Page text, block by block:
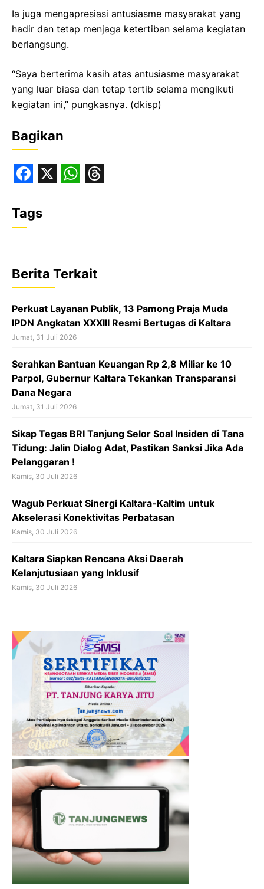
Ia juga mengapresiasi antusiasme masyarakat yang
hadir dan tetap menjaga ketertiban selama kegiatan
berlangsung.
“Saya berterima kasih atas antusiasme masyarakat
yang luar biasa dan tetap tertib selama mengikuti
kegiatan ini,” pungkasnya. (dkisp)
Bagikan
a
c
b
o
o
k
s
A
p
p
a
d
s
Tags
Berita Terkait
Perkuat Layanan Publik, 13 Pamong Praja Muda
IPDN Angkatan XXXIII Resmi Bertugas di Kaltara
Jumat, 31 Juli 2026
Serahkan Bantuan Keuangan Rp 2,8 Miliar ke 10
Parpol, Gubernur Kaltara Tekankan Transparansi
Dana Negara
Jumat, 31 Juli 2026
Sikap Tegas BRI Tanjung Selor Soal Insiden di Tana
Tidung: Jalin Dialog Adat, Pastikan Sanksi Jika Ada
Pelanggaran !
Kamis, 30 Juli 2026
Wagub Perkuat Sinergi Kaltara-Kaltim untuk
Akselerasi Konektivitas Perbatasan
Kamis, 30 Juli 2026
Kaltara Siapkan Rencana Aksi Daerah
Kelanjutusiaan yang Inklusif
Kamis, 30 Juli 2026